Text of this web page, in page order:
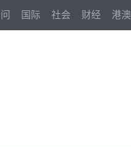
国际 社会 财经 港澳